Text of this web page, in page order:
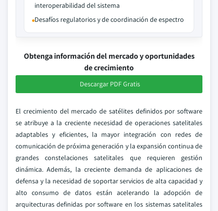
interoperabilidad del sistema
Desafíos regulatorios y de coordinación de espectro
Obtenga información del mercado y oportunidades
de crecimiento
Descargar PDF Gratis
El crecimiento del mercado de satélites definidos por software
se atribuye a la creciente necesidad de operaciones satelitales
adaptables y eficientes, la mayor integración con redes de
comunicación de próxima generación y la expansión continua de
grandes constelaciones satelitales que requieren gestión
dinámica. Además, la creciente demanda de aplicaciones de
defensa y la necesidad de soportar servicios de alta capacidad y
alto consumo de datos están acelerando la adopción de
arquitecturas definidas por software en los sistemas satelitales